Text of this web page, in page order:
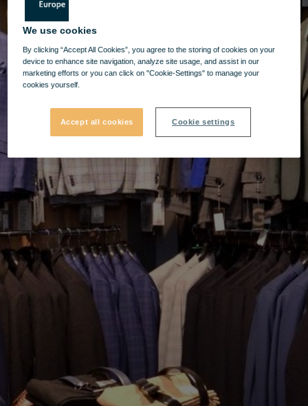
We use cookies
By clicking “Accept All Cookies”, you agree to the storing of cookies on your
device to enhance site navigation, analyze site usage, and assist in our
marketing efforts or you can click on "Cookie-Settings" to manage your
cookies yourself.
Accept all cookies Cookie settings